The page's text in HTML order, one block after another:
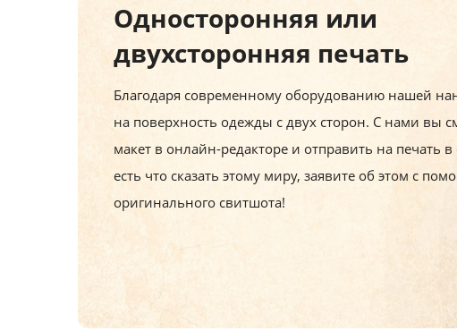
Односторонняя или
двухсторонняя печать
Благодаря современному оборудованию нашей
на поверхность одежды с двух сторон. С нами вы
макет в онлайн-редакторе и отправить на печать
есть что сказать этому миру, заявите об этом с
оригинального свитшота!